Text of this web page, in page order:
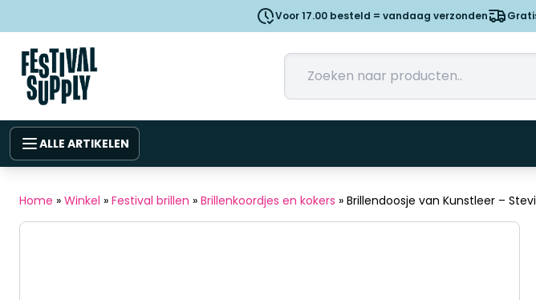
Voor 17.00 besteld = vandaag verzonden
ALLE ARTIKELEN
Home » Winkel » Festival brillen » Brillenkoordjes en kokers » Brillendoosje van Kunstleer –